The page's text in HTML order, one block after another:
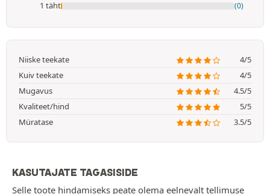
1 täht (0)
Niiske teekate
4/5
Kuiv teekate
4/5
Mugavus
4.5/5
Kvaliteet/hind
5/5
Müratase
3.5/5
KASUTAJATE TAGASISIDE
Selle toote hindamiseks peate olema eelnevalt tellimuse